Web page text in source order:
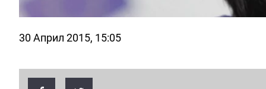
30 Април 2015, 15:05